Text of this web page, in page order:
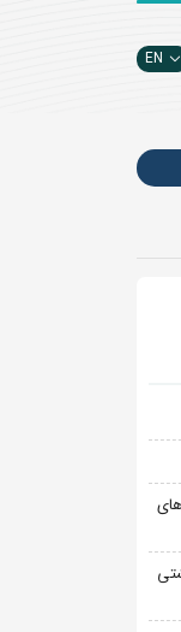
EN
های